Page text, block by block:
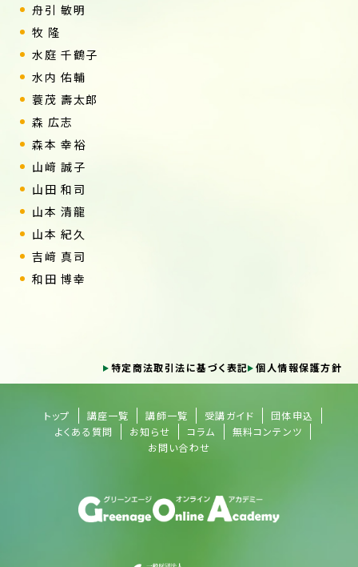
舟引 敏明
牧 隆
水庭 千鶴子
水内 佑輔
蓑茂 壽太郎
森 広志
森本 幸裕
山﨑 誠子
山田 和司
山本 清龍
山本 紀久
吉﨑 真司
和田 博幸
特定商法取引法に基づく表記 個人情報保護方針
トップ 講座一覧 講師一覧 受講ガイド
団体申込
よくある質問
お知らせ コラム
無料コンテンツ
お問い合わせ